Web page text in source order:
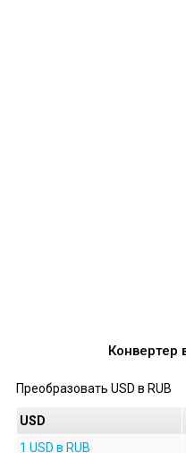
Конвертер
Преобразовать USD в RUB
USD
1 USD в RUB